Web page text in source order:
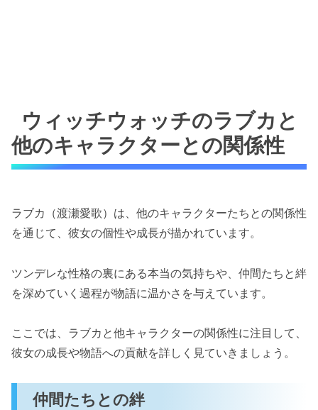
ウィッチウォッチのラブカと
他のキャラクターとの関係性
ラブカ（渡瀬愛歌）は、他のキャラクターたちとの関係性
を通じて、彼女の個性や成長が描かれています。
ツンデレな性格の裏にある本当の気持ちや、仲間たちと絆
を深めていく過程が物語に温かさを与えています。
ここでは、ラブカと他キャラクターの関係性に注目して、
彼女の成長や物語への貢献を詳しく見ていきましょう。
仲間たちとの絆